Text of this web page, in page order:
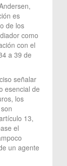
es
de los
como
con el
a 39 de
señalar
esencial de
los
13,
el
un agente